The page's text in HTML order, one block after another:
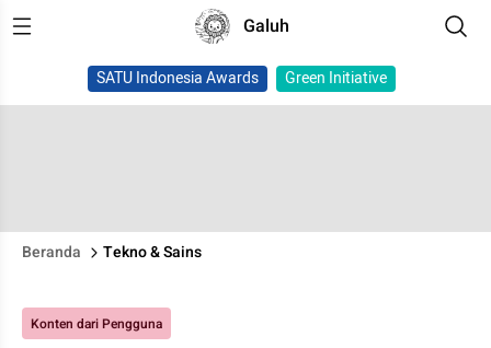
Galuh
SATU Indonesia Awards Green Initiative
Beranda Tekno & Sains
Konten dari Pengguna